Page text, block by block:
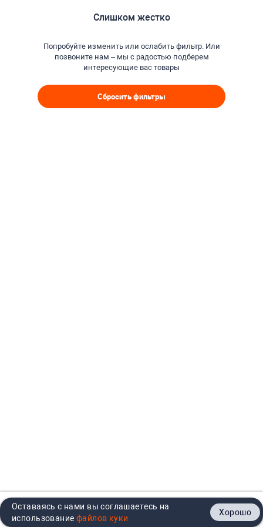
Главная Каталог Кабинет Контакты
Слишком жестко
Попробуйте изменить или ослабить фильтр. Или
позвоните нам – мы с радостью подберем
интересующие вас товары
Сбросить фильтры
Оставаясь с нами вы соглашаетесь на
использование
Хорошо